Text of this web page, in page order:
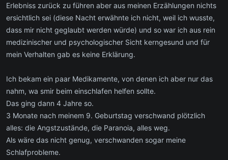
Erlebniss zurück zu führen aber aus meinen Erzählungen nichts
ersichtlich sei (diese Nacht erwähnte ich nicht, weil ich wusste,
dass mir nicht geglaubt werden würde) und so war ich aus rein
medizinischer und psychologischer Sicht kerngesund und für
mein Verhalten gab es keine Erklärung.
Ich bekam ein paar Medikamente, von denen ich aber nur das
nahm, wa smir beim einschlafen helfen sollte.
Das ging dann 4 Jahre so.
3 Monate nach meinem 9. Geburtstag verschwand plötzlich
alles: die Angstzustände, die Paranoia, alles weg.
Als wäre das nicht genug, verschwanden sogar meine
Schlafprobleme.